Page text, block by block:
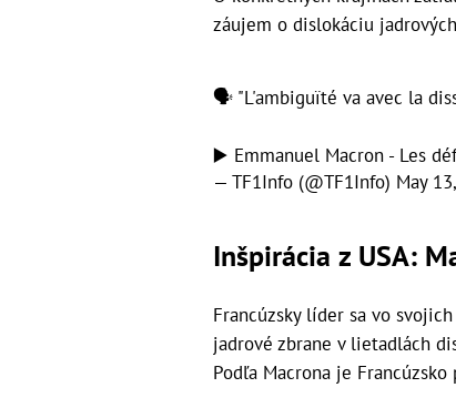
záujem o dislokáciu
🗣️ "L'ambiguïté va avec la
▶️ Emmanuel Macron - Les
— TF1Info (@TF1Info) May
Inšpirácia z USA:
Francúzsky líder sa vo
jadrové zbrane v lietadlách
Podľa Macrona je